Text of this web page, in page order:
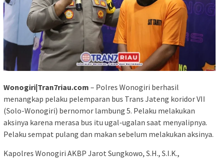
Wonogiri|Tran7riau.com – Polres Wonogiri berhasil
menangkap pelaku pelemparan bus Trans Jateng koridor VII
(Solo-Wonogiri) bernomor lambung 5. Pelaku melakukan
aksinya karena merasa bus itu ugal-ugalan saat menyalipnya.
Pelaku sempat pulang dan makan sebelum melakukan aksinya.
Kapolres Wonogiri AKBP Jarot Sungkowo, S.H., S.I.K.,